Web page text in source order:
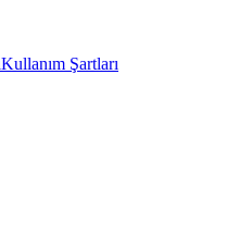
Kullanım Şartları